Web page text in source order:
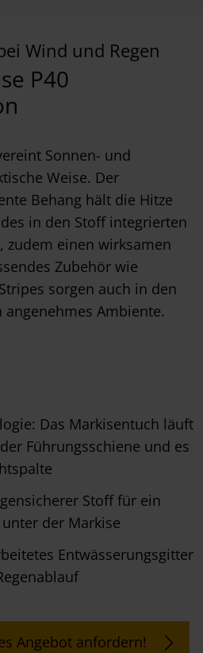
Wind und Regen
P40
Sonnen- und
Weise. Der
Behang hält die Hitze
in den Stoff integrierten
zudem einen wirksamen
Zubehör wie
sorgen auch in den
Ambiente.
Das Markisentuch läuft
Führungsschiene und es
Stoff für ein
der Markise
Entwässerungsgitter
Angebot anfordern!